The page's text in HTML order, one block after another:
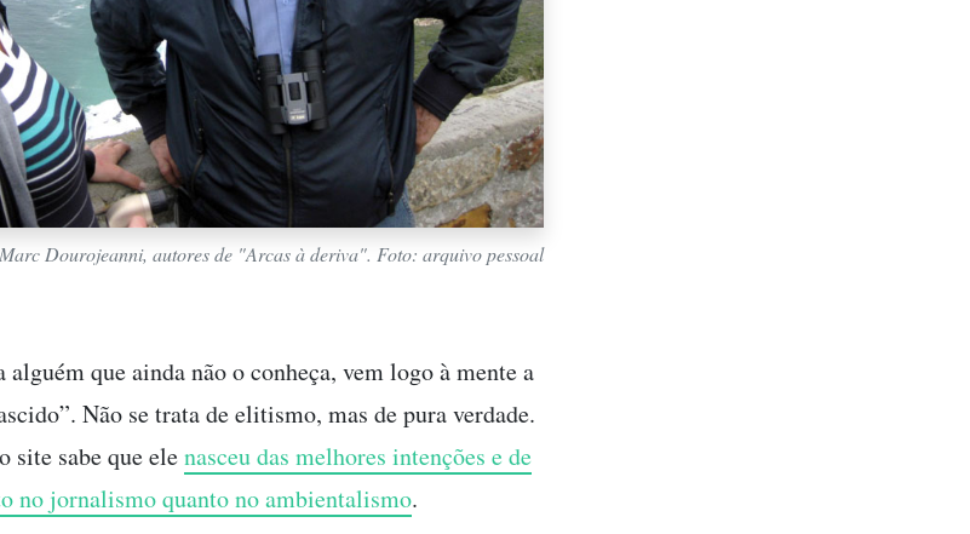
Dourojeanni, autores de "Arcas à deriva". Foto: arquivo pessoal
que ainda não o conheça, vem logo à mente a
Não se trata de elitismo, mas de pura verdade.
site sabe que elenasceu das melhores intenções e de
no jornalismo quanto no ambientalismo.